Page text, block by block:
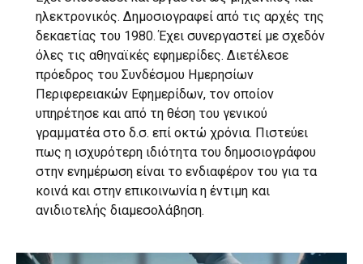
ηλεκτρονικός. Δημοσιογραφεί από τις αρχές της
δεκαετίας του 1980. Έχει συνεργαστεί με σχεδόν
όλες τις αθηναϊκές εφημερίδες. Διετέλεσε
πρόεδρος του Συνδέσμου Ημερησίων
Περιφερειακών Εφημερίδων, τον οποίον
υπηρέτησε και από τη θέση του γενικού
γραμματέα στο δ.σ. επί οκτώ χρόνια. Πιστεύει
πως η ισχυρότερη ιδιότητα του δημοσιογράφου
στην ενημέρωση είναι το ενδιαφέρον του για τα
κοινά και στην επικοινωνία η έντιμη και
ανιδιοτελής διαμεσολάβηση.